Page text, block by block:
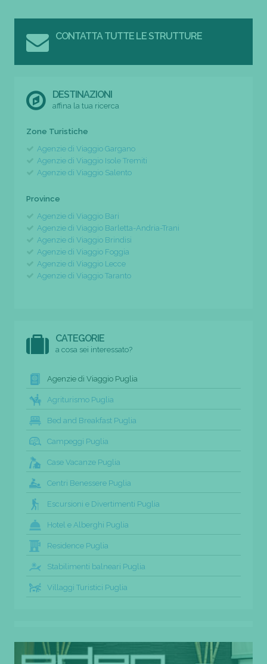
CONTATTA TUTTE LE STRUTTURE
DESTINAZIONI
affina la tua ricerca
Zone Turistiche
Agenzie di Viaggio Gargano
Agenzie di Viaggio Isole Tremiti
Agenzie di Viaggio Salento
Province
Agenzie di Viaggio Bari
Agenzie di Viaggio Barletta-Andria-Trani
Agenzie di Viaggio Brindisi
Agenzie di Viaggio Foggia
Agenzie di Viaggio Lecce
Agenzie di Viaggio Taranto
CATEGORIE
a cosa sei interessato?
Agenzie di Viaggio Puglia
Agriturismo Puglia
Bed and Breakfast Puglia
Campeggi Puglia
Case Vacanze Puglia
Centri Benessere Puglia
Escursioni e Divertimenti Puglia
Hotel e Alberghi Puglia
Residence Puglia
Stabilimenti balneari Puglia
Villaggi Turistici Puglia